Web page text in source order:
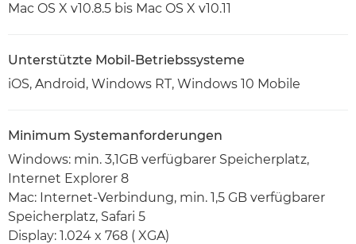
Mac OS X v10.8.5 bis Mac OS X v10.11
Unterstützte Mobil-Betriebssysteme
iOS, Android, Windows RT, Windows 10 Mobile
Minimum Systemanforderungen
Windows: min. 3,1GB verfügbarer Speicherplatz,
Internet Explorer 8
Mac: Internet-Verbindung, min. 1,5 GB verfügbarer
Speicherplatz, Safari 5
Display: 1.024 x 768 ( XGA)